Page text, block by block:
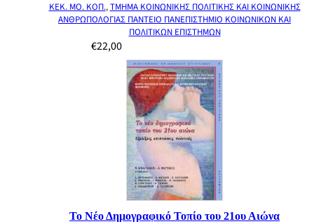
ΚΕΚ. ΜΟ. ΚΟΠ.,ΤΜΗΜΑ ΚΟΙΝΩΝΙΚΗΣ ΠΟΛΙΤΙΚΗΣ ΚΑΙ ΚΟΙΝΩΝΙΚΗΣ
ΑΝΘΡΩΠΟΛΟΓΙΑΣ ΠΑΝΤΕΙΟ ΠΑΝΕΠΙΣΤΗΜΙΟ ΚΟΙΝΩΝΙΚΩΝ ΚΑΙ
ΠΟΛΙΤΙΚΩΝ ΕΠΙΣΤΗΜΩΝ
€22,00
Το Νέο Δημογραφικό Τοπίο του 21ου Αιώνα